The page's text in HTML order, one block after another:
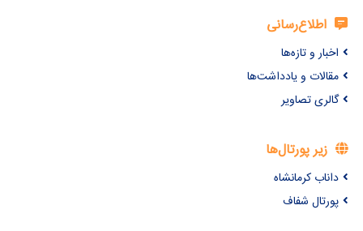
اطلاع‌رسانی
اخبار و تازه‌ها
مقالات و یادداشت‌ها
گالری تصاویر
زیر پورتال‌ها
داناب کرمانشاه
پورتال شفاف